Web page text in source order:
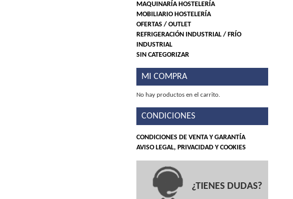
MAQUINARÍA HOSTELERÍA
MOBILIARIO HOSTELERÍA
OFERTAS / OUTLET
REFRIGERACIÓN INDUSTRIAL / FRÍO
INDUSTRIAL
SIN CATEGORIZAR
MI COMPRA
No hay productos en el carrito.
CONDICIONES
CONDICIONES DE VENTA Y GARANTÍA
AVISO LEGAL, PRIVACIDAD Y COOKIES
¿TIENES DUDAS?